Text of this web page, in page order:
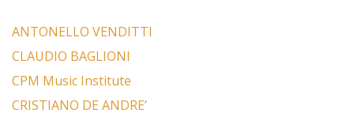
ANTONELLO VENDITTI
CLAUDIO BAGLIONI
CPM Music Institute
CRISTIANO DE ANDRE’